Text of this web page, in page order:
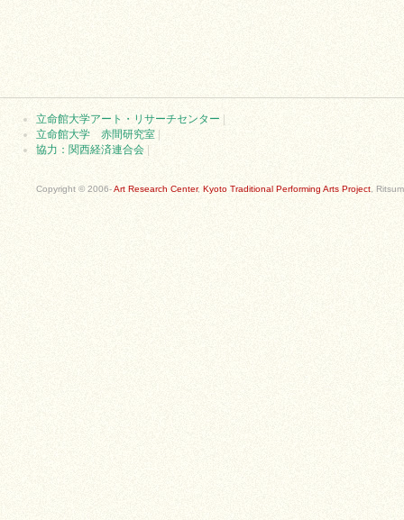
立命館大学アート・リサーチセンター
立命館大学 赤間研究室
協力：関西経済連合会
Copyright © 2006-Art Research Center, Kyoto Traditional Performing Arts Project ,